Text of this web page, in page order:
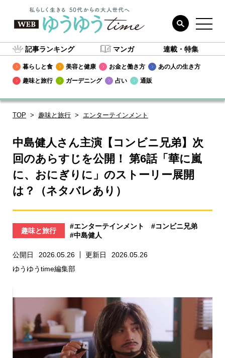
記事ランキング マンガ 連載・特集
暮らしと食 美容と健康 お金と働き方
あの人の生き方
趣味と旅行
ガーデニング 占い 通販
TOP 趣味と旅行 エンターテインメント
中島健人さん主演【コンビニ兄弟】次
回のあらすじを公開！ 第6話「華に嵐
に、おにぎりに」のストーリー展開
は？（ネタバレあり）
趣味と旅行
#エンターテインメント
#コンビニ兄弟
#中島健人
公開日 2026.05.26 更新日
2026.05.26
ゆうゆうtime編集部